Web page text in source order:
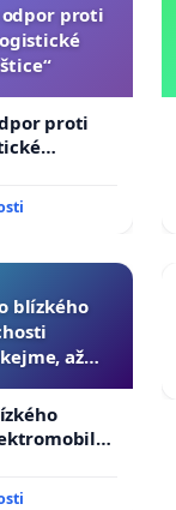
proti
proti
blízkého
až